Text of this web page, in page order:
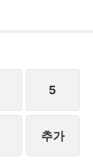
경지가 누군
중상을 입고
5
추가